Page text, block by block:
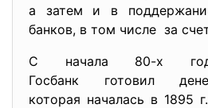
а затем и в
банков, в том числе за
С начала 80-х
Госбанк готовил
которая началась в 1895